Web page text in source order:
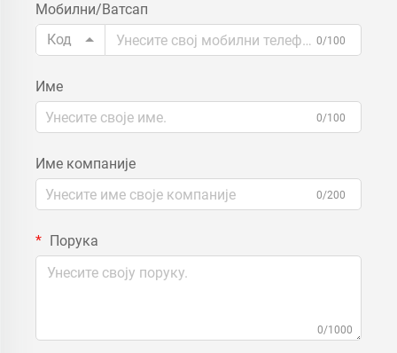
Мобилни/Ватсап
Код
0/100
Име
0/100
Име компаније
0/200
Порука
0/1000